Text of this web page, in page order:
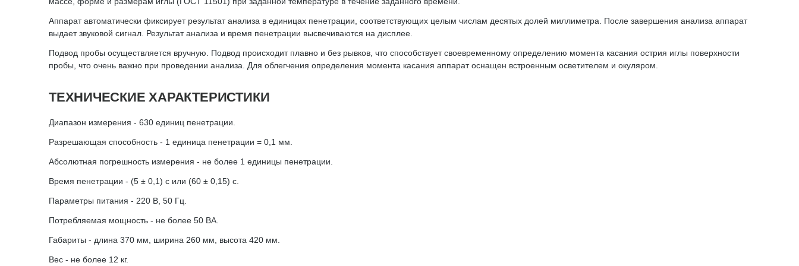
Аппарат автоматически фиксирует результат анализа в единицах пенетрации, соответствующих целым числам десятых долей миллиметра. После завершения анализа аппарат
выдает звуковой сигнал. Результат анализа и время пенетрации высвечиваются на дисплее.
Подвод пробы осуществляется вручную. Подвод происходит плавно и без рывков, что способствует своевременному определению момента касания острия иглы поверхности
пробы, что очень важно при проведении анализа. Для облегчения определения момента касания аппарат оснащен встроенным осветителем и окуляром.
ТЕХНИЧЕСКИЕ ХАРАКТЕРИСТИКИ
Диапазон измерения - 630 единиц пенетрации.
Разрешающая способность - 1 единица пенетрации = 0,1 мм.
Абсолютная погрешность измерения - не более 1 единицы пенетрации.
Время пенетрации - (5 ± 0,1) с или (60 ± 0,15) с.
Параметры питания - 220 В, 50 Гц.
Потребляемая мощность - не более 50 ВА.
Габариты - длина 370 мм, ширина 260 мм, высота 420 мм.
Вес - не более 12 кг.